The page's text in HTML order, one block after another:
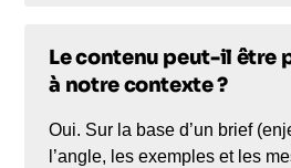
Le contenu peut-il être
à notre contexte ?
Oui. Sur la base d’un brief
l’angle, les exemples et les